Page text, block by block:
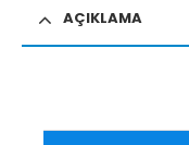
AÇIKLAMA